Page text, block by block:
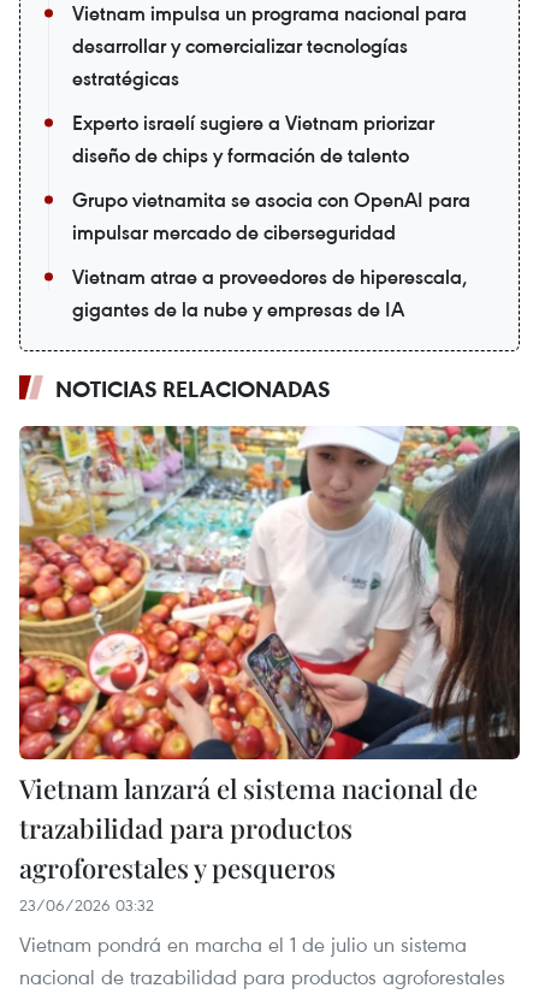
Vietnam impulsa un programa nacional para
desarrollar y comercializar tecnologías
estratégicas
Experto israelí sugiere a Vietnam priorizar
diseño de chips y formación de talento
Grupo vietnamita se asocia con OpenAI para
impulsar mercado de ciberseguridad
Vietnam atrae a proveedores de hiperescala,
gigantes de la nube y empresas de IA
NOTICIAS RELACIONADAS
Vietnam lanzará el sistema nacional de
trazabilidad para productos
agroforestales y pesqueros
23/06/2026 03:32
Vietnam pondrá en marcha el 1 de julio un sistema
nacional de trazabilidad para productos agroforestales